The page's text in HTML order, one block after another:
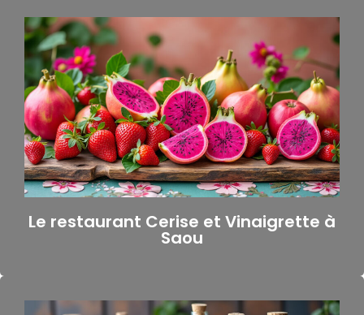
Le restaurant Cerise et Vinaigrette à
Saou